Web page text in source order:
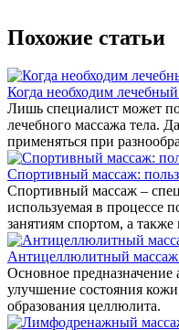
Похожие статьи
Когда необходим
Лишь специалист может
лечебного массажа тела.
применяться при
Спортивный массаж:
Спортивный массаж –
используемая в процессе
занятиям спортом, а
Антицеллюлитный массаж
Основное
улучшение состояния
образования целлюлита.